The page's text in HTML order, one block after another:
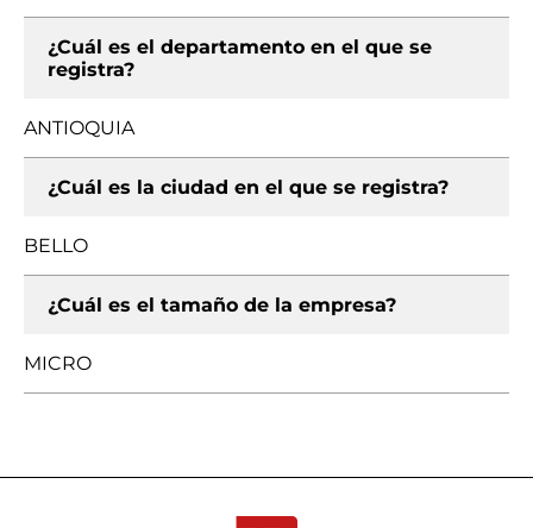
¿Cuál es el departamento en el que se
registra?
ANTIOQUIA
¿Cuál es la ciudad en el que se registra?
BELLO
¿Cuál es el tamaño de la empresa?
MICRO